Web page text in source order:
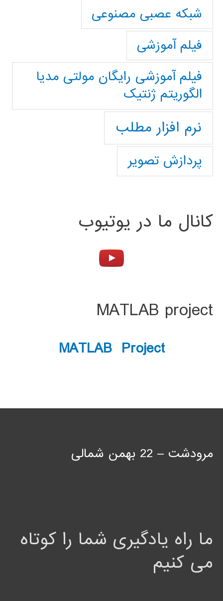
شبکه عصبی مصنوعی
فیلم آموزشی
فیلم آموزشی رایگان مولتی مدیا
الگوریتم ژنتیک
نرم افزار مطلب
پردازش تصویر
کانال ما در یوتیوب
MATLAB project
MATLAB Project
مرودشت – 22 بهمن شمالی
ما راه یادگیری شما را کوتاه
می کنیم